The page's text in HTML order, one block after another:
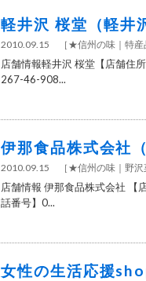
軽井沢 桜堂（軽井
2010.09.15 ［ ★信州の味 特産
店舗情報軽井沢 桜堂【店舗住
267-46-908...
伊那食品株式会社
2010.09.15 ［ ★信州の味 野沢
店舗情報 伊那食品株式会社
話番号】0...
女性の生活応援